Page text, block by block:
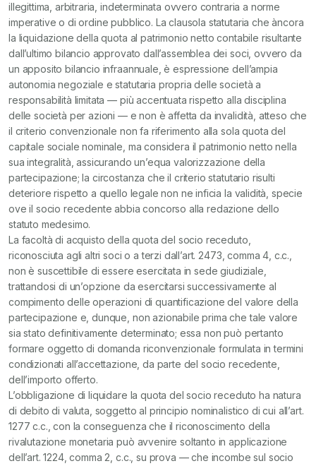
illegittima, arbitraria, indeterminata ovvero contraria a norme
imperative o di ordine pubblico. La clausola statutaria che àncora
la liquidazione della quota al patrimonio netto contabile risultante
dall’ultimo bilancio approvato dall’assemblea dei soci, ovvero da
un apposito bilancio infraannuale, è espressione dell’ampia
autonomia negoziale e statutaria propria delle società a
responsabilità limitata — più accentuata rispetto alla disciplina
delle società per azioni — e non è affetta da invalidità, atteso che
il criterio convenzionale non fa riferimento alla sola quota del
capitale sociale nominale, ma considera il patrimonio netto nella
sua integralità, assicurando un’equa valorizzazione della
partecipazione; la circostanza che il criterio statutario risulti
deteriore rispetto a quello legale non ne inficia la validità, specie
ove il socio recedente abbia concorso alla redazione dello
statuto medesimo.
La facoltà di acquisto della quota del socio receduto,
riconosciuta agli altri soci o a terzi dall’art. 2473, comma 4, c.c.,
non è suscettibile di essere esercitata in sede giudiziale,
trattandosi di un’opzione da esercitarsi successivamente al
compimento delle operazioni di quantificazione del valore della
partecipazione e, dunque, non azionabile prima che tale valore
sia stato definitivamente determinato; essa non può pertanto
formare oggetto di domanda riconvenzionale formulata in termini
condizionati all’accettazione, da parte del socio recedente,
dell’importo offerto.
L’obbligazione di liquidare la quota del socio receduto ha natura
di debito di valuta, soggetto al principio nominalistico di cui all’art.
1277 c.c., con la conseguenza che il riconoscimento della
rivalutazione monetaria può avvenire soltanto in applicazione
dell’art. 1224, comma 2, c.c., su prova — che incombe sul socio